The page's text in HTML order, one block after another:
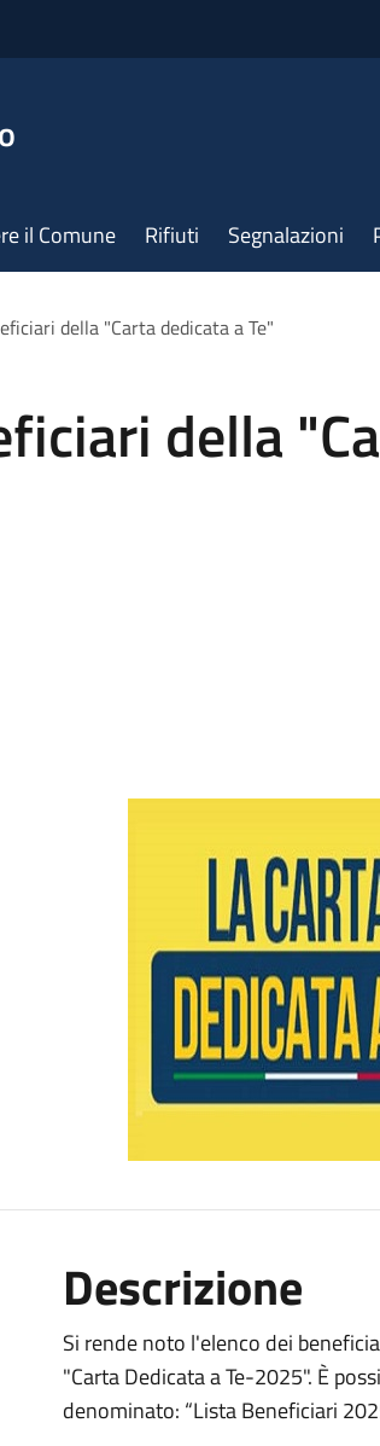
il Comune Rifiuti Segnalazioni
della "Carta dedicata a Te"
della
Descrizione
Si rende noto l'elenco dei
"Carta Dedicata a Te-2025". È
denominato: “Lista Beneficiari